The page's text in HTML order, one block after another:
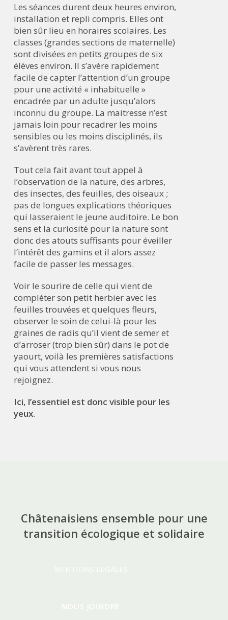
Les séances durent deux heures environ,
installation et repli compris. Elles ont
bien sûr lieu en horaires scolaires. Les
classes (grandes sections de maternelle)
sont divisées en petits groupes de six
élèves environ. Il s’avère rapidement
facile de capter l’attention d’un groupe
pour une activité « inhabituelle »
encadrée par un adulte jusqu’alors
inconnu du groupe. La maitresse n’est
jamais loin pour recadrer les moins
sensibles ou les moins disciplinés, ils
s’avèrent très rares.
Tout cela fait avant tout appel à
l’observation de la nature, des arbres,
des insectes, des feuilles, des oiseaux ;
pas de longues explications théoriques
qui lasseraient le jeune auditoire. Le bon
sens et la curiosité pour la nature sont
donc des atouts suffisants pour éveiller
l’intérêt des gamins et il alors assez
facile de passer les messages.
Voir le sourire de celle qui vient de
compléter son petit herbier avec les
feuilles trouvées et quelques fleurs,
observer le soin de celui-là pour les
graines de radis qu’il vient de semer et
d’arroser (trop bien sûr) dans le pot de
yaourt, voilà les premières satisfactions
qui vous attendent si vous nous
rejoignez.
Ici, l’essentiel est donc visible pour les
yeux.
Châtenaisiens ensemble pour une
transition écologique et solidaire